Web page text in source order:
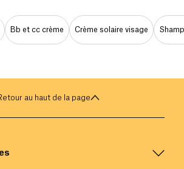
Bb et cc crème Crème solaire visage
au haut de la page